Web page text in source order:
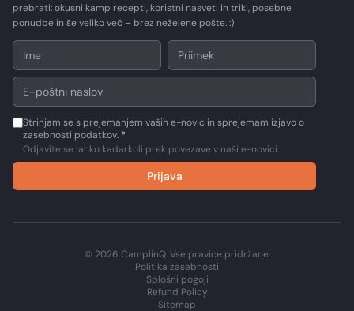
prebrati: okusni kamp recepti, koristni nasveti in triki, posebne
ponudbe in še veliko več – brez neželene pošte. :)
Strinjam se s prejemanjem vaših e-novic in sprejemam izjavo o
zasebnosti podatkov. *
Odjavite se lahko kadarkoli prek povezave v naši e-novici.
Prijava
© 2026 CamplinQ. Vse pravice pridržane.
Politika zasebnosti
Splošni pogoji
Refund Policy
Sitemap